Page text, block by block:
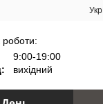
Укр
роботи:
9:00-19:00
вихідний